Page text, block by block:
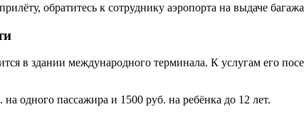
обратитесь к сотруднику аэропорта на выдаче
в здании международного терминала. К услугам его
на одного пассажира и 1500 руб. на ребёнка до 12 лет.